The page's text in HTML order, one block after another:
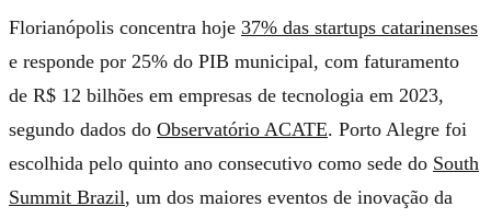
Florianópolis concentra hoje 37% das startups catarinenses
e responde por 25% do PIB municipal, com faturamento
de R$ 12 bilhões em empresas de tecnologia em 2023,
segundo dados do Observatório ACATE. Porto Alegre foi
escolhida pelo quinto ano consecutivo como sede do South
Summit Brazil, um dos maiores eventos de inovação da